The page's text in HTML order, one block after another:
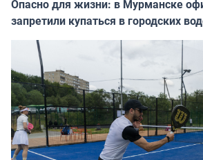
Опасно для жизни: в Мурманске
запретили купаться в городских